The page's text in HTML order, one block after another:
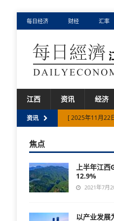
每日经济 财经 汇率
江西 资讯 经济
资讯 [ 2025年11月22
[ 2025年4月25
[ 2025年2月20
[ 2026年3月5日 ]
焦点
上半年江西
12.9%
2021年7月
以产业发展